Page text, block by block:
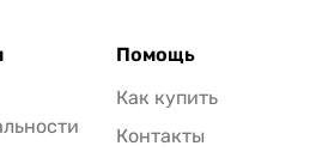
Помощь
Как купить
Контакты